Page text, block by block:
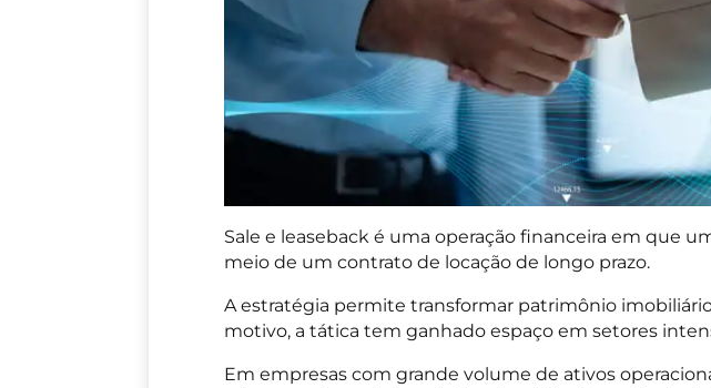
Sale e leaseback é uma operação financeira em que
meio de um contrato de locação de longo prazo.
A estratégia permite transformar patrimônio
motivo, a tática tem ganhado espaço em setores
Em empresas com grande volume de ativos